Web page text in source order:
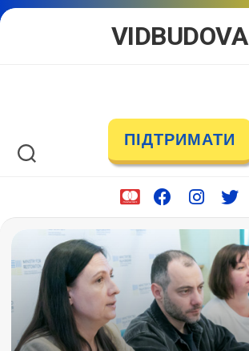
Skip
VIDBUDOVA
ПІДТРИМАТИ